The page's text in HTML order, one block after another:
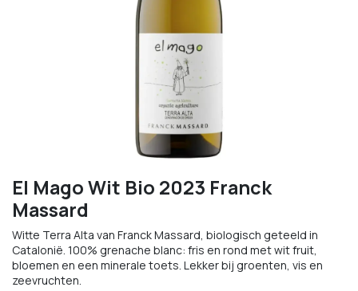
El Mago Wit Bio 2023 Franck
Massard
Witte Terra Alta van Franck Massard, biologisch geteeld in
Catalonië. 100% grenache blanc: fris en rond met wit fruit,
bloemen en een minerale toets. Lekker bij groenten, vis en
zeevruchten.